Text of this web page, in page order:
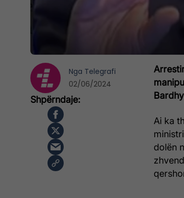
Ai ka
dolën
Nga Telegrafi
02/06/2024